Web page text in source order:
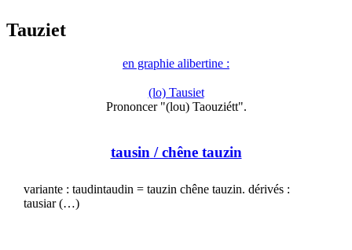
Tauziet
en graphie alibertine :
(lo) Tausiet
Prononcer "(lou) Taouziétt".
tausin / chêne tauzin
variante : taudintaudin = tauzin chêne tauzin. dérivés :
tausiar (…)